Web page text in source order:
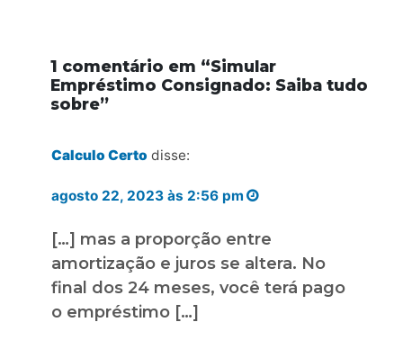
1 comentário em “Simular
Empréstimo Consignado: Saiba tudo
sobre”
Calculo Certo disse:
agosto 22, 2023 às 2:56 pm
[…] mas a proporção entre
amortização e juros se altera. No
final dos 24 meses, você terá pago
o empréstimo […]